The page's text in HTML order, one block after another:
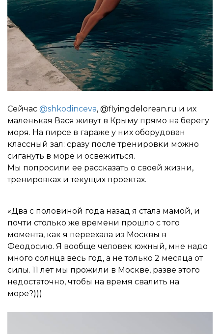
Сейчас @shkodinceva, @flyingdelorean.ru и их
маленькая Вася живут в Крыму прямо на берегу
моря. На пирсе в гараже у них оборудован
классный зал: сразу после тренировки можно
сигануть в море и освежиться.
Мы попросили ее рассказать о своей жизни,
тренировках и текущих проектах.
«Два с половиной года назад я стала мамой, и
почти столько же времени прошло с того
момента, как я переехала из Москвы в
Феодосию. Я вообще человек южный, мне надо
много солнца весь год, а не только 2 месяца от
силы. 11 лет мы прожили в Москве, разве этого
недостаточно, чтобы на время свалить на
море?)))